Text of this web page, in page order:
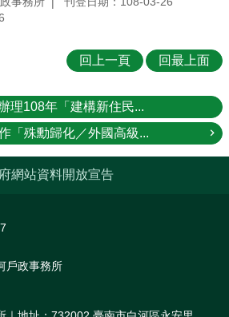
回上一頁 回最上面
理108年「建構新住民...
「殊勳歸化／外國高級...
網站資料開放宣告
戶政事務所